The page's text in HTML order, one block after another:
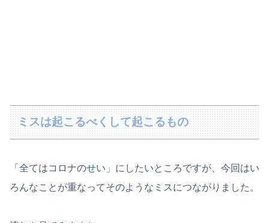
ミスは起こるべくして起こるもの
「全てはコロナのせい」にしたいところですが、今回はい
ろんなことが重なってそのようなミスにつながりました。